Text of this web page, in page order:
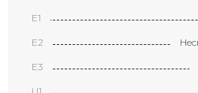
Е1
Е2
Е3